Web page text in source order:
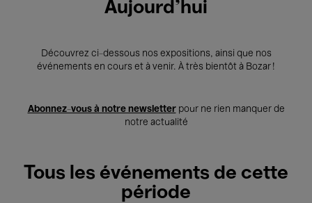
Aujourd'hui
Découvrez ci-dessous nos expositions, ainsi que nos
événements en cours et à venir. À très bientôt à Bozar !
Abonnez-vous à notre newsletterpour ne rien manquer de
notre actualité
Tous les événements de cette
période